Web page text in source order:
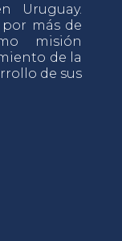
Uruguay.
más de
misión
de la
de sus